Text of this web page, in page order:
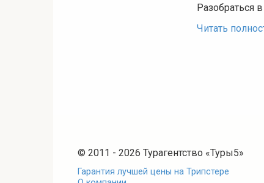
Разобраться
Читать
© 2011 - 2026 Турагентство «Туры5»
Гарантия лучшей цены на Трипстере